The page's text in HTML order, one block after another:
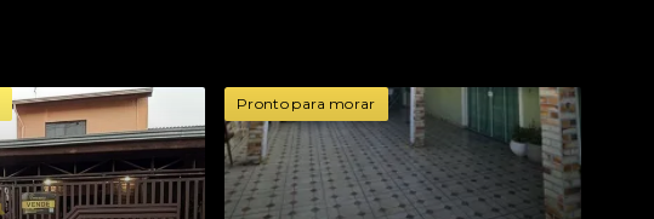
Pronto para morar